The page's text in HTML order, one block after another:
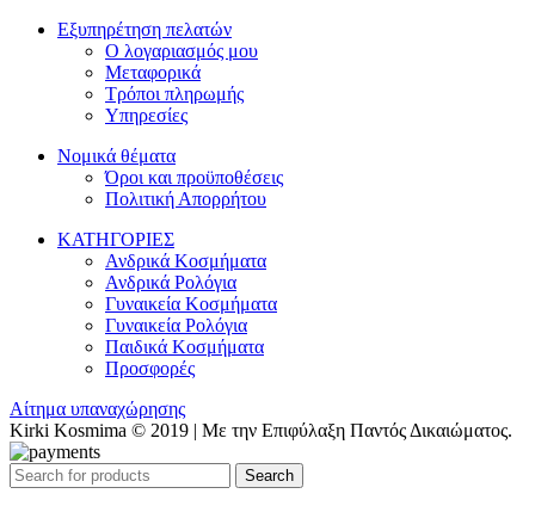
Εξυπηρέτηση πελατών
Ο λογαριασμός μου
Μεταφορικά
Τρόποι πληρωμής
Υπηρεσίες
Νομικά θέματα
Όροι και προϋποθέσεις
Πολιτική Απορρήτου
ΚΑΤΗΓΟΡΙΕΣ
Ανδρικά Κοσμήματα
Ανδρικά Ρολόγια
Γυναικεία Κοσμήματα
Γυναικεία Ρολόγια
Παιδικά Κοσμήματα
Προσφορές
Αίτημα υπαναχώρησης
Kirki Kosmima © 2019 | Με την Επιφύλαξη Παντός Δικαιώματος.
Search